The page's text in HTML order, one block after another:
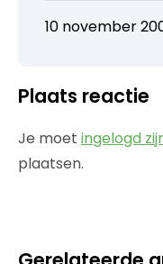
10 november
Plaats reactie
Je moet ingelogd
plaatsen.